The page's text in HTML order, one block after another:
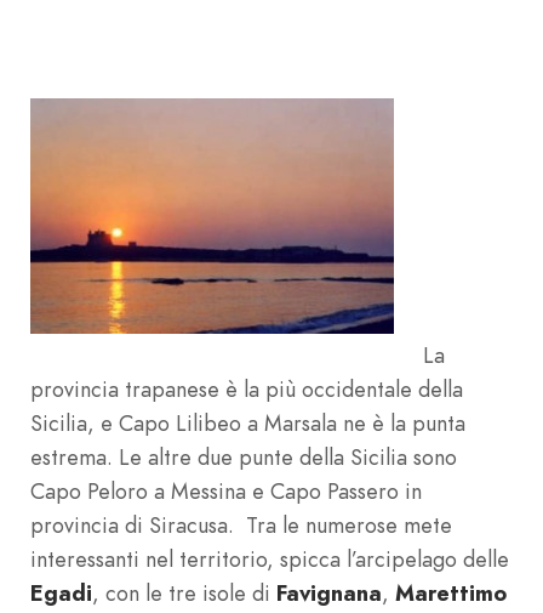
La
provincia trapanese è la più occidentale della
Sicilia, e Capo Lilibeo a Marsala ne è la punta
estrema. Le altre due punte della Sicilia sono
Capo Peloro a Messina e Capo Passero in
provincia di Siracusa. Tra le numerose mete
interessanti nel territorio, spicca l’arcipelago delle
Egadi, con le tre isole di Favignana, Marettimo